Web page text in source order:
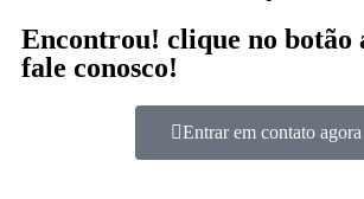
Encontrou! clique no botão
fale conosco!
Entrar em contato agora